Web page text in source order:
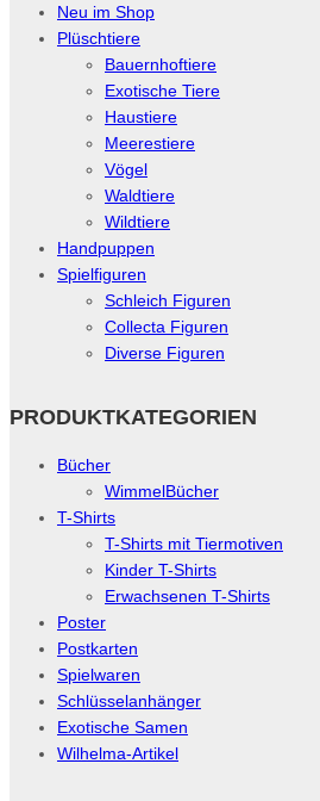
Neu im Shop
Plüschtiere
Bauernhoftiere
Exotische Tiere
Haustiere
Meerestiere
Vögel
Waldtiere
Wildtiere
Handpuppen
Spielfiguren
Schleich Figuren
Collecta Figuren
Diverse Figuren
PRODUKTKATEGORIEN
Bücher
WimmelBücher
T-Shirts
T-Shirts mit Tiermotiven
Kinder T-Shirts
Erwachsenen T-Shirts
Poster
Postkarten
Spielwaren
Schlüsselanhänger
Exotische Samen
Wilhelma-Artikel